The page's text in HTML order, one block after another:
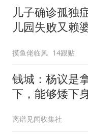
儿子确诊孤独
儿园失败又赖
摸鱼佬临风 14跟贴
钱城：杨议是
下，能够矮下
离谱见闻收集社